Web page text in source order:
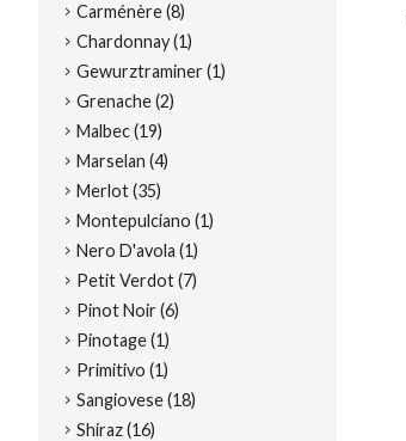
Carménère (8)
Chardonnay (1)
Gewurztraminer (1)
Grenache (2)
Malbec (19)
Marselan (4)
Merlot (35)
Montepulciano (1)
Nero D'avola (1)
Petit Verdot (7)
Pinot Noir (6)
Pinotage (1)
Primitivo (1)
Sangiovese (18)
Shiraz (16)